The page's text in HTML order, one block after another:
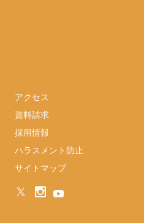
アクセス
資料請求
採用情報
ハラスメント防止
サイトマップ